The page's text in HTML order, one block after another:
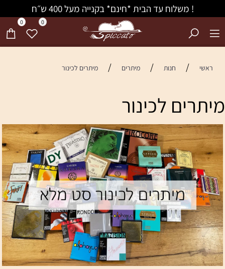
! משלוח עד הבית *חינם* בקנייה מעל 400 ש״ח
0 0
ראשי / חנות / מיתרים / מיתרים לכינור
מיתרים לכינור